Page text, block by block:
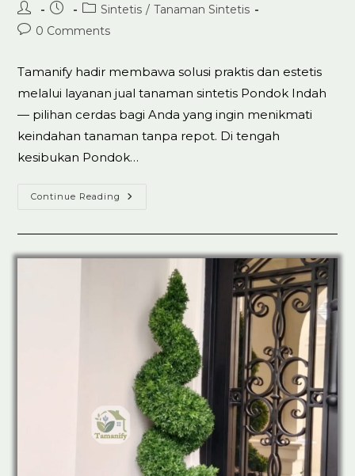
Post
author:
Post
published:
Post
category:
Sintetis / Tanaman Sintetis
Post0 Comments
Tamanify hadir membawa solusi praktis dan estetis
melalui layanan jual tanaman sintetis Pondok Indah
— pilihan cerdas bagi Anda yang ingin menikmati
keindahan tanaman tanpa repot. Di tengah
kesibukan Pondok…
Continue Reading Jual
Sintetis
Pondok